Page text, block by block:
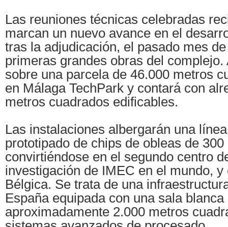
Las reuniones técnicas celebradas
marcan un nuevo avance en el
tras la adjudicación, el pasado mes
primeras grandes obras del
sobre una parcela de 46.000 metros
en Málaga TechPark y contará con
metros cuadrados edificables.
Las instalaciones albergarán una
prototipado de chips de obleas de
convirtiéndose en el segundo centro
investigación de IMEC en el mundo,
Bélgica. Se trata de una
España equipada con una sala blanca
aproximadamente 2.000 metros